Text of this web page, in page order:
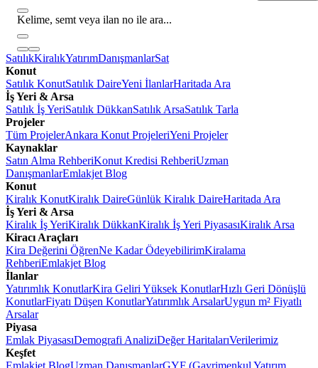
Kelime, semt veya ilan no ile ara...
SatılıkKiralıkYatırımDanışmanlarSat
Konut
Satılık KonutSatılık DaireYeni İlanlarHaritada Ara
İş Yeri & Arsa
Satılık İş YeriSatılık DükkanSatılık ArsaSatılık Tarla
Projeler
Tüm ProjelerAnkara Konut ProjeleriYeni Projeler
Kaynaklar
Satın Alma RehberiKonut Kredisi RehberiUzman
DanışmanlarEmlakjet Blog
Konut
Kiralık KonutKiralık DaireGünlük Kiralık DaireHaritada Ara
İş Yeri & Arsa
Kiralık İş YeriKiralık DükkanKiralık İş Yeri PiyasasıKiralık Arsa
Kiracı Araçları
Kira Değerini ÖğrenNe Kadar ÖdeyebilirimKiralama
RehberiEmlakjet Blog
İlanlar
Yatırımlık KonutlarKira Geliri Yüksek KonutlarHızlı Geri Dönüşlü
KonutlarFiyatı Düşen KonutlarYatırımlık ArsalarUygun m² Fiyatlı
Arsalar
Piyasa
Emlak PiyasasıDemografi AnaliziDeğer HaritalarıVerilerimiz
Keşfet
Emlakjet BlogUzman DanışmanlarGYF (Gayrimenkul Yatırım